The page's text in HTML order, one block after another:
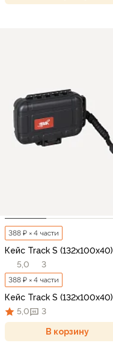
388 ₽ × 4 части
Кейс Track S (132x100x40)
5,0
3
388 ₽ × 4 части
Кейс Track S (132x100x40)
5,0
3
В корзину